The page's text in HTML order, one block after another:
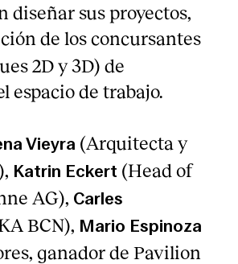
diseñar sus proyectos,
de los concursantes
2D y 3D) de
espacio de trabajo.
Vieyra (Arquitecta y
Katrin Eckert (Head of
AG), Carles
BCN), Mario Espinoza
ganador de Pavilion